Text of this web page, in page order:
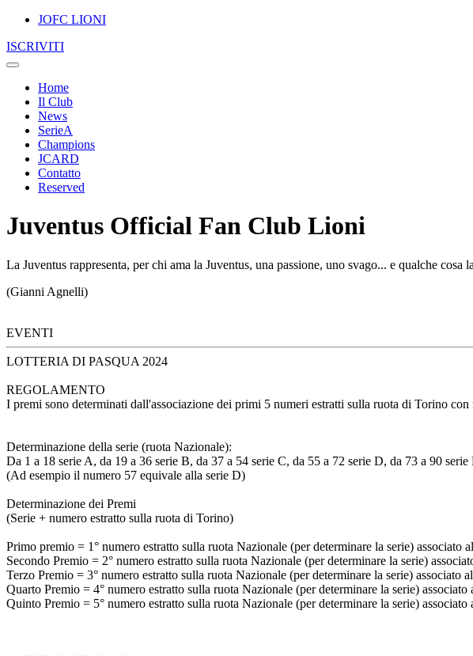
JOFC LIONI
ISCRIVITI
Home
Il Club
News
SerieA
Champions
JCARD
Contatto
Reserved
Juventus Official Fan Club Lioni
La Juventus rappresenta, per chi ama la Juventus, una passione, uno svago... e qualche
(Gianni Agnelli)
EVENTI
LOTTERIA DI PASQUA 2024
REGOLAMENTO
I premi sono determinati dall'associazione dei primi 5 numeri estratti sulla ruota di Torino
Determinazione della serie (ruota Nazionale):
Da 1 a 18 serie A, da 19 a 36 serie B, da 37 a 54 serie C, da 55 a 72 serie D, da 73 a 90 serie
(Ad esempio il numero 57 equivale alla serie D)
Determinazione dei Premi
(Serie + numero estratto sulla ruota di Torino)
Primo premio = 1° numero estratto sulla ruota Nazionale (per determinare la serie) associato
Secondo Premio = 2° numero estratto sulla ruota Nazionale (per determinare la serie)
Terzo Premio = 3° numero estratto sulla ruota Nazionale (per determinare la serie) associato
Quarto Premio = 4° numero estratto sulla ruota Nazionale (per determinare la serie)
Quinto Premio = 5° numero estratto sulla ruota Nazionale (per determinare la serie)